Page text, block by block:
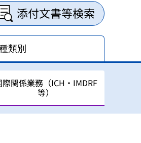
添付文書等検索
類別
際関係業務（ICH・IMDRF
等）